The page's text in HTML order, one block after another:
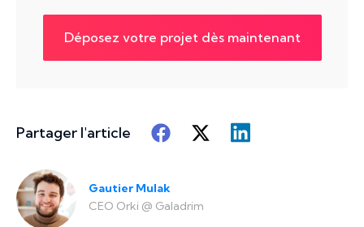
Déposez votre projet dès maintenant
Partager l'article
Gautier Mulak
CEO Orki @ Galadrim